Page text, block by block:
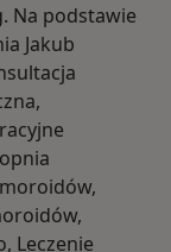
Na podstawie
Jakub
Leczenie